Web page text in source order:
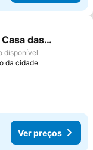
favoritos
das
disponível
da cidade
Ver preços